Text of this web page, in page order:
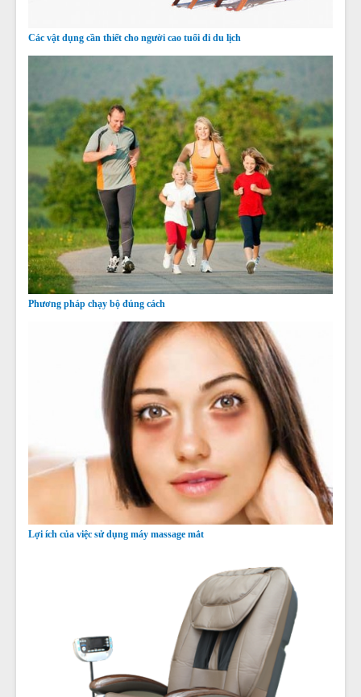
Các vật dụng cần thiết cho người cao tuổi đi du lịch
Phương pháp chạy bộ đúng cách
Lợi ích của việc sử dụng máy massage mắt